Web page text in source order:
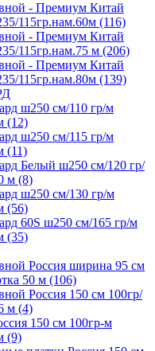
- Премиум Китай
115гр.нам.60м (116)
- Премиум Китай
115гр.нам.75 м (206)
- Премиум Китай
115гр.нам.80м (139)
ш250 см/110 гр/м
(12)
ш250 см/115 гр/м
(11)
Белый ш250 см/120 гр/
м (8)
ш250 см/130 гр/м
(56)
60S ш250 см/165 гр/м
(35)
Россия ширина 95 см
50 м (106)
Россия 150 см 100гр/
м (4)
150 см 100гр-м
(9)